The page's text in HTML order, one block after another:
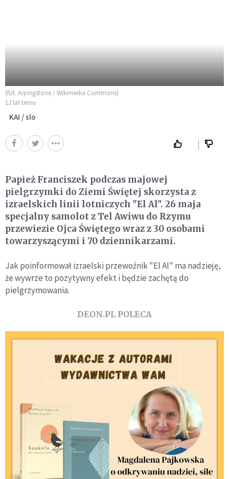
(fot. Arpingstone / Wikimedia Commons)
12 lat temu
KAI / slo
Papież Franciszek podczas majowej
pielgrzymki do Ziemi Świętej skorzysta z
izraelskich linii lotniczych "El Al". 26 maja
specjalny samolot z Tel Awiwu do Rzymu
przewiezie Ojca Świętego wraz z 30 osobami
towarzyszącymi i 70 dziennikarzami.
Jak poinformował izraelski przewoźnik "El Al" ma nadzieję,
że wywrze to pozytywny efekt i będzie zachętą do
pielgrzymowania.
DEON.PL POLECA